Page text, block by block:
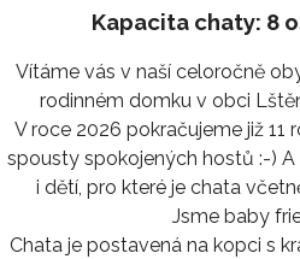
Kapacita chaty: 8
Vítáme vás v naší celoročně
rodinném domku v obci
V roce 2026 pokračujeme již
spousty spokojených hostů :-)
i dětí, pro které je chata
Jsme baby
Chata je postavená na kopci s